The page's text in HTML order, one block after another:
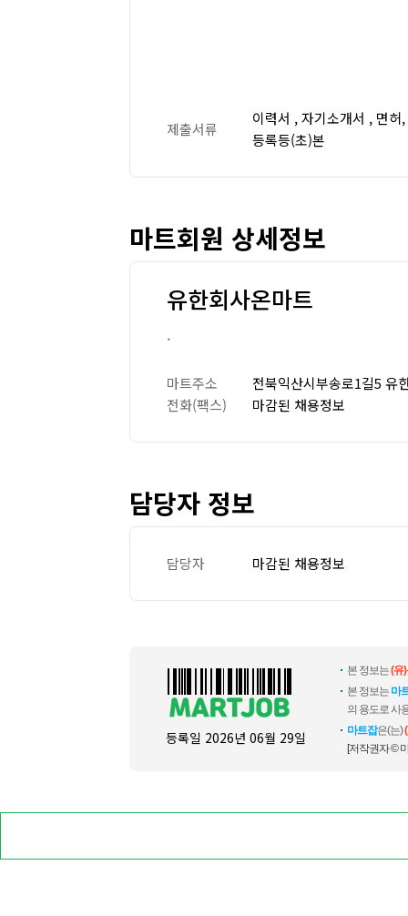
제출서류
이력서 , 자기소개서 , 면
등록등(초)본
마트회원 상세정보
유한회사온마트
.
마트주소
전북익산시부송로1길5 유
전화(팩스)
마감된 채용정보
담당자 정보
담당자 마감된 채용정보
등록일 2026년 06월 29일
본 정보는(유
본 정보는 마
의 용도로 사
마트잡은(는)
[저작권자 ©